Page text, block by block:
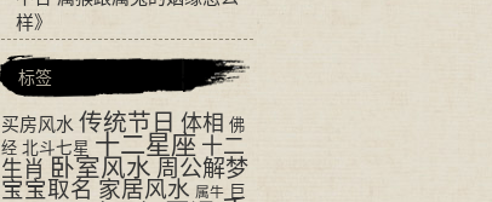
样》
标签
买房风水 传统节日 体相 佛
经 北斗七星 十二星座 十二
生肖 卧室风水 周公解梦
宝宝取名 家居风水 属牛 巨